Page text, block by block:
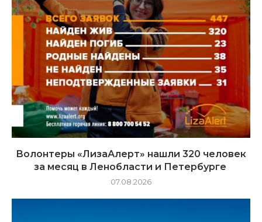
Волонтеры «ЛизаАлерт» нашли 320 человек
за месяц в Ленобласти и Петербурге
07.08.2026